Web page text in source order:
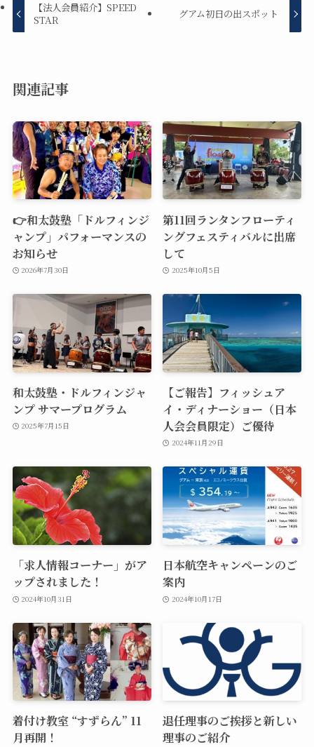
【法人会員紹介】SPEED
STAR
グアム初日の出スポット
関連記事
👉和太鼓塾「ドルフィンジ
ャンプ」パフォーマンスの
お知らせ
2026年7月30日
第11回ランタンフローティ
ングフェスティバルに出席
して
2025年10月5日
和太鼓塾・ドルフィンジャ
ンプ サマープログラム
2025年7月15日
【ご報告】フィッシュア
イ・ディナーショー（日本
人会会員限定）ご優待
2024年11月29日
「求人情報コーナー」がア
ップされました！
2024年10月31日
日本航空キャンペーンのご
案内
2024年10月17日
着付け教室 “すずらん” 11
月再開！
退任理事のご挨拶と新しい
理事のご紹介